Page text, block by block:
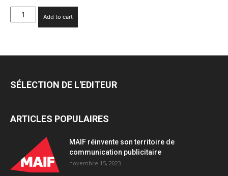
L’enseigne
C’est
signe
décalée
Add to cart
SÉLECTION DE L'EDITEUR
ARTICLES POPULAIRES
MAIF réinvente son territoire de
communication publicitaire
novembre 15, 2023